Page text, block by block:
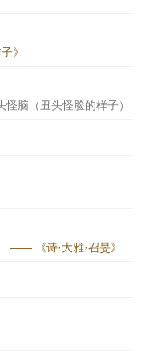
》
脑（丑头怪脸的样子）
—— 《诗·大雅·召旻》